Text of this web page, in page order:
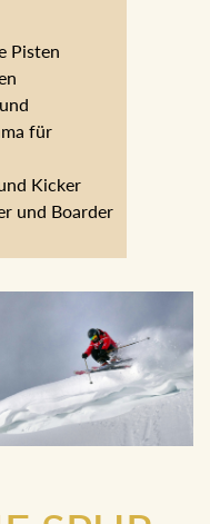
ist
Pisten
für
Kicker